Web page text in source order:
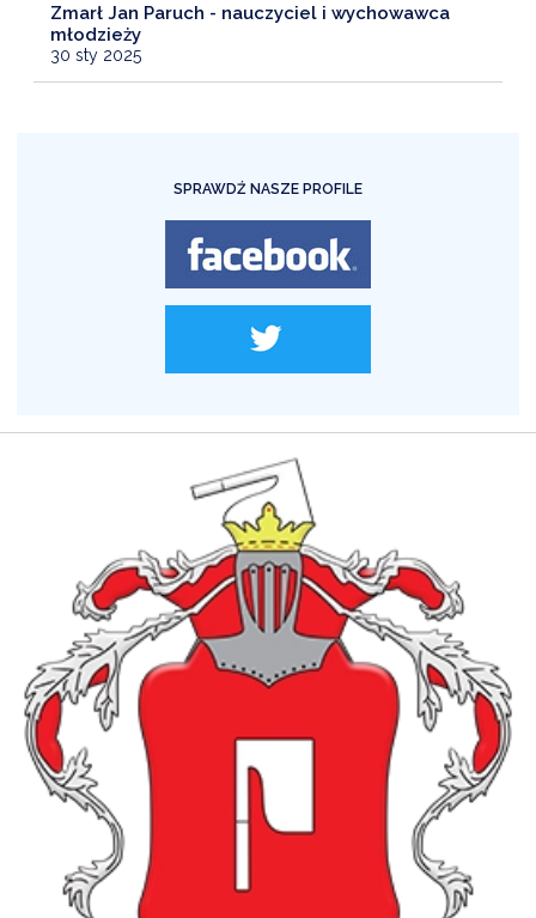
Zmarł Jan Paruch - nauczyciel i wychowawca
młodzieży
30 sty 2025
SPRAWDŹ NASZE PROFILE